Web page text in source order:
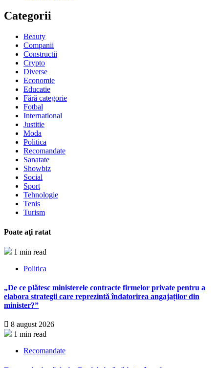
Categorii
Beauty
Companii
Constructii
Crypto
Diverse
Economie
Educatie
Fără categorie
Fotbal
International
Justitie
Moda
Politica
Recomandate
Sanatate
Showbiz
Social
Sport
Tehnologie
Tenis
Turism
Poate aţi ratat
1 min read
Politica
„De ce plătesc ministerele contracte firmelor private pentru a
elabora strategii care reprezintă îndatorirea angajaților din
minister?”
8 august 2026
1 min read
Recomandate